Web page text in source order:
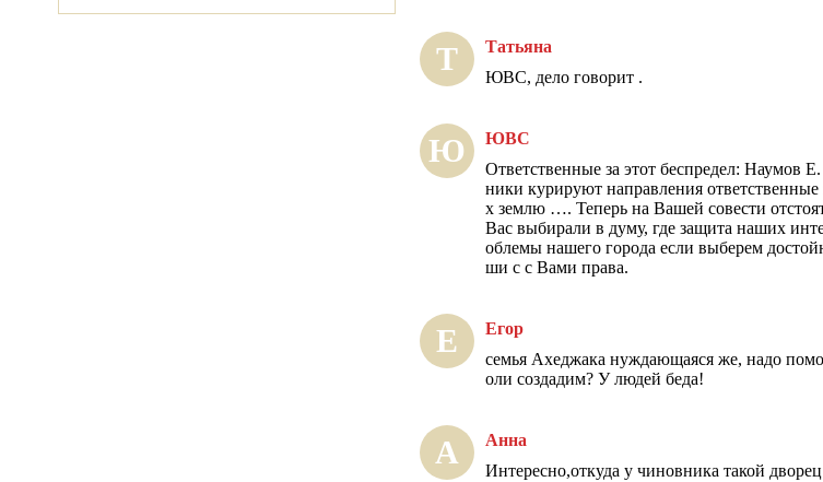
Т Татьяна
ЮВС, дело говорит .
Ю ЮВС
Ответственные за этот беспредел:
ники курируют направления
х землю …. Теперь на Вашей совести
Вас выбирали в думу, где защита наших
облемы нашего города если выберем
ши с с Вами права.
Е Егор
семья Ахеджака нуждающаяся же, надо
оли создадим? У людей беда!
А Анна
Интересно,откуда у чиновника такой